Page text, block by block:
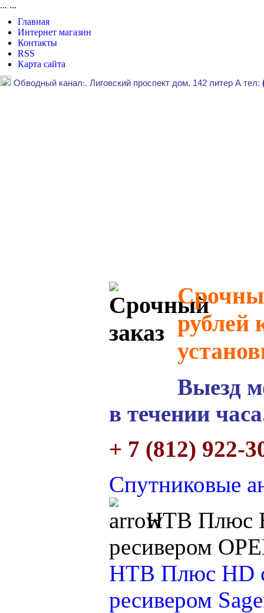
... ...
Главная
Интернет магазин
Контакты
RSS
Карта сайта
Обводный канал:. Лиговский проспект дом. 142 литер А тел:
рублей
Выезд
в течении
+ 7 (812) 922-
Спутниковые
НТВ Плюс
ресивером
НТВ Плюс HD
ресивером